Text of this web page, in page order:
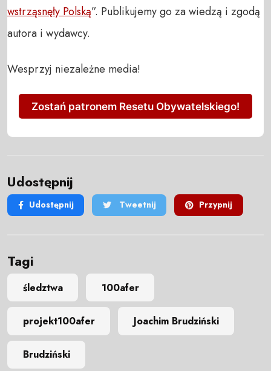
wstrząsnęły Polską”. Publikujemy go za wiedzą i zgodą
autora i wydawcy.
Wesprzyj niezależne media!
Zostań patronem Resetu Obywatelskiego!
Udostępnij
Udostępnij Tweetnij Przypnij
Tagi
śledztwa 100afer
projekt100afer Joachim Brudziński
Brudziński